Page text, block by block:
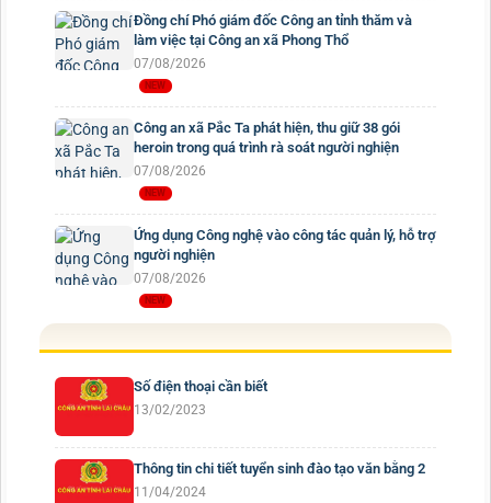
Đồng chí Phó giám đốc Công an tỉnh thăm và
làm việc tại Công an xã Phong Thổ
07/08/2026
Công an xã Pắc Ta phát hiện, thu giữ 38 gói
heroin trong quá trình rà soát người nghiện
07/08/2026
Ứng dụng Công nghệ vào công tác quản lý, hỗ trợ
người nghiện
07/08/2026
Số điện thoại cần biết
13/02/2023
Thông tin chi tiết tuyển sinh đào tạo văn bằng 2
11/04/2024